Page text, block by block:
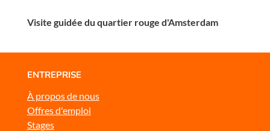
Visite guidée du quartier rouge d'Amsterdam
ENTREPRISE
À propos de nous
Offres d'emploi
Stages